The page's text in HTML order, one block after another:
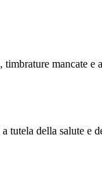
mancate e
tutela della salute e